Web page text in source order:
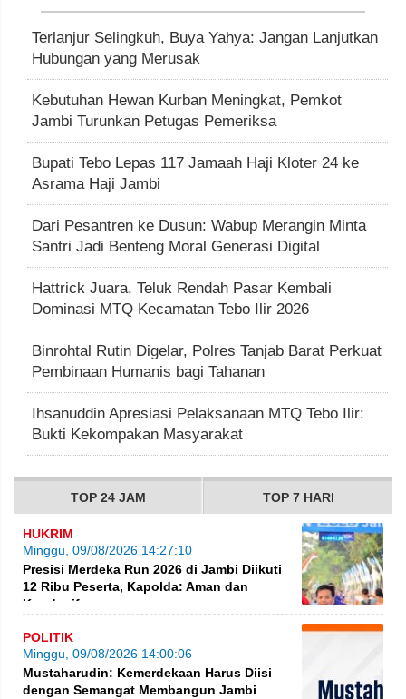
Terlanjur Selingkuh, Buya Yahya: Jangan Lanjutkan
Hubungan yang Merusak
Kebutuhan Hewan Kurban Meningkat, Pemkot
Jambi Turunkan Petugas Pemeriksa
Bupati Tebo Lepas 117 Jamaah Haji Kloter 24 ke
Asrama Haji Jambi
Dari Pesantren ke Dusun: Wabup Merangin Minta
Santri Jadi Benteng Moral Generasi Digital
Hattrick Juara, Teluk Rendah Pasar Kembali
Dominasi MTQ Kecamatan Tebo Ilir 2026
Binrohtal Rutin Digelar, Polres Tanjab Barat Perkuat
Pembinaan Humanis bagi Tahanan
Ihsanuddin Apresiasi Pelaksanaan MTQ Tebo Ilir:
Bukti Kekompakan Masyarakat
TOP 24 JAM TOP 7 HARI
HUKRIM
Minggu, 09/08/2026 14:27:10
Presisi Merdeka Run 2026 di Jambi Diikuti
12 Ribu Peserta, Kapolda: Aman dan
Kondusif
POLITIK
Minggu, 09/08/2026 14:00:06
Mustaharudin: Kemerdekaan Harus Diisi
dengan Semangat Membangun Jambi